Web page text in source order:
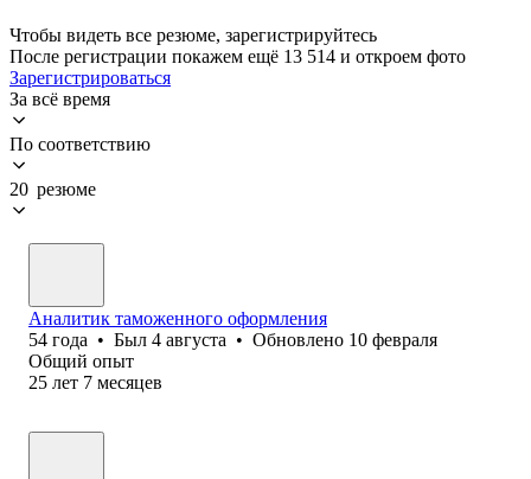
Чтобы видеть все резюме, зарегистрируйтесь
После регистрации покажем ещё 13 514 и откроем фото
Зарегистрироваться
За всё время
По соответствию
20 резюме
Аналитик таможенного оформления
54 года • Был 4 августа • Обновлено 10 февраля
Общий опыт
25 лет 7 месяцев